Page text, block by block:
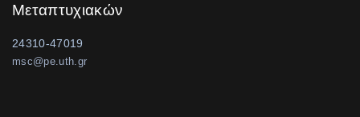
Μεταπτυχιακών
24310-47019
msc@pe.uth.gr